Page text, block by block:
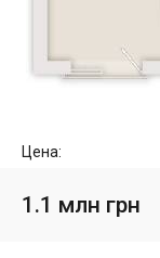
Цена:
1.1 млн грн